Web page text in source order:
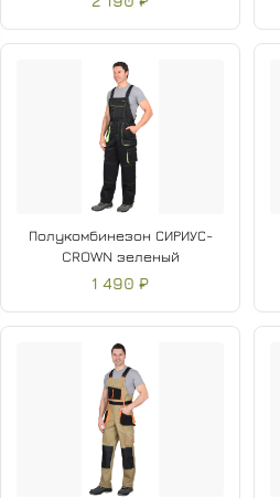
Полукомбинезон СИРИУС-
CROWN зеленый
1 490 ₽